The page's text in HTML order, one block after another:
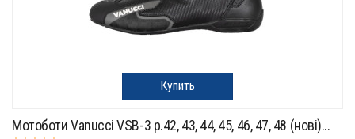
Купить
Мотоботи Vanucci VSB-3 р.42, 43, 44, 45, 46, 47, 48 (нові)...